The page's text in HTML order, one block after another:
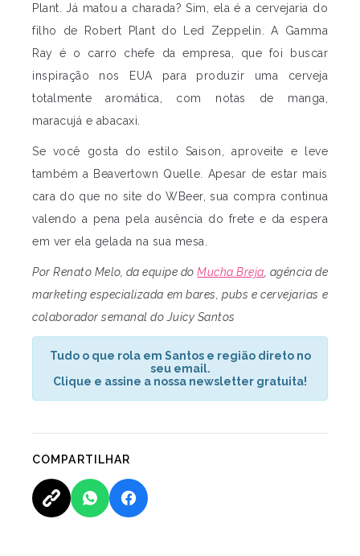
Plant. Já matou a charada? Sim, ela é a cervejaria do
filho de Robert Plant do Led Zeppelin. A Gamma
Ray é o carro chefe da empresa, que foi buscar
inspiração nos EUA para produzir uma cerveja
totalmente aromática, com notas de manga,
maracujá e abacaxi.
Se você gosta do estilo Saison, aproveite e leve
também a Beavertown Quelle. Apesar de estar mais
cara do que no site do WBeer, sua compra continua
valendo a pena pela ausência do frete e da espera
em ver ela gelada na sua mesa.
Por Renato Melo, da equipe doMucha Breja , agência de
marketing especializada em bares, pubs e cervejarias e
colaborador semanal do Juicy Santos
Tudo o que rola em Santos e região direto no
seu email.
Clique e assine a nossa newsletter gratuita!
COMPARTILHAR